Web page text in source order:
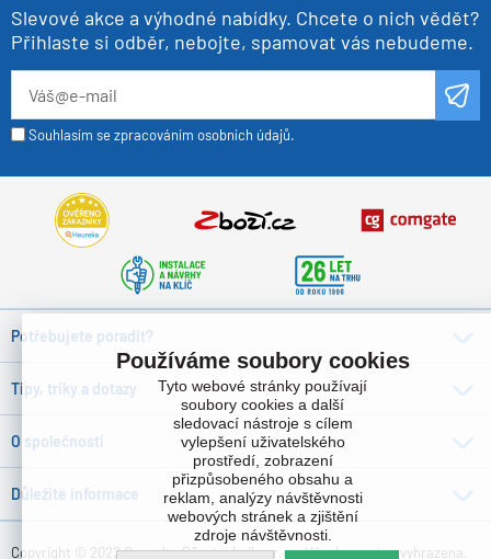
Slevové akce a výhodné nabídky. Chcete o nich vědět?
Přihlaste si odběr, nebojte, spamovat vás nebudeme.
Souhlasím se zpracováním osobních údajů.
Potřebujete poradit?
Tipy, triky a dotazy
O společnosti
Důležité informace
Copyright © 2022 Consulta Bürotechnik s.r.o. , Všechna práva vyhrazena.
Používáme soubory cookies
Tyto webové stránky používají
soubory cookies a další
sledovací nástroje s cílem
vylepšení uživatelského
prostředí, zobrazení
přizpůsobeného obsahu a
reklam, analýzy návštěvnosti
webových stránek a zjištění
zdroje návštěvnosti.